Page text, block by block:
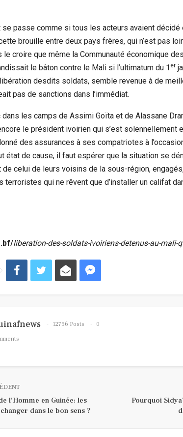
se passe comme si tous les acteurs avaient décidé
brouille entre deux pays frères, qui n’est pas
le croire que même la Communauté économique
le bâton contre le Mali si l’ultimatum du 1 er
desdits soldats, semble revenue à de
pas de sanctions dans l’immédiat.
les camps de Assimi Goïta et de Alassane
le président ivoirien qui s’est solennellement
des assurances à ses compatriotes à
état de cause, il faut espérer que la situation se
celui de leurs voisins de la sous-région,
terroristes qui ne rêvent que d’installer un califat
liberation-des-soldats-ivoiriens-detenus-au-mali-
12756 Posts
0
l’Homme en Guinée: les
dans le bon sens ?
Pourquoi